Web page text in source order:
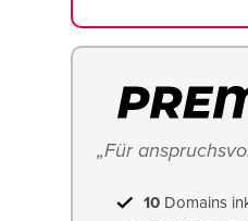
„Für
10 Domains